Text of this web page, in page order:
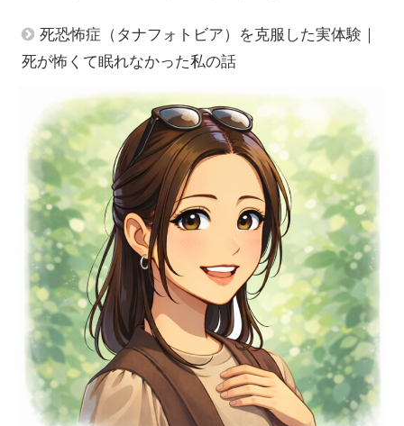
死恐怖症（タナフォトビア）を克服した実体験｜
死が怖くて眠れなかった私の話